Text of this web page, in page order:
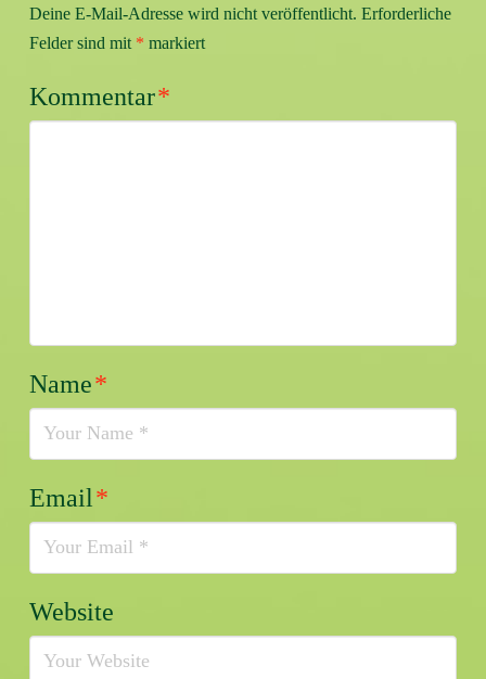
Deine E-Mail-Adresse wird nicht veröffentlicht. Erforderliche
Felder sind mit * markiert
Kommentar*
Name*
Email*
Website